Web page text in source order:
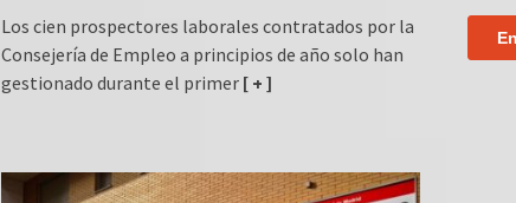
Los cien prospectores laborales contratados por la
Consejería de Empleo a principios de año solo han
gestionado durante el primer [ + ]